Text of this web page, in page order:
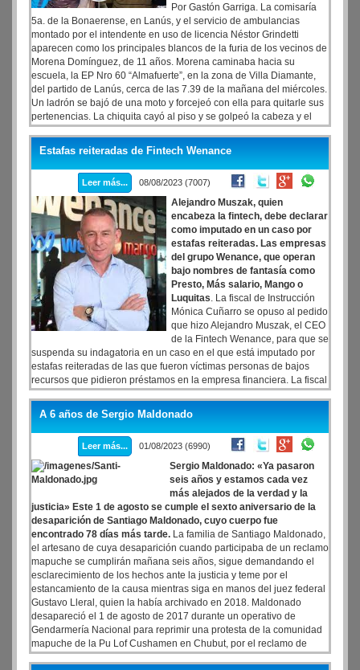
Por Gastón Garriga. La comisaría
5a. de la Bonaerense, en Lanús, y el servicio de ambulancias
montado por el intendente en uso de licencia Néstor Grindetti
aparecen como los principales blancos de la furia de los vecinos de
Morena Domínguez, de 11 años. Morena caminaba hacia su
escuela, la EP Nro 60 “Almafuerte”, en la zona de Villa Diamante,
del partido de Lanús, cerca de las 7.39 de la mañana del miércoles.
Un ladrón se bajó de una moto y forcejeó con ella para quitarle sus
pertenencias. La chiquita cayó al piso y se golpeó la cabeza y el
abdomen. Falleció más tarde en el hospital Evita, donde llegó a ser
asistida, según los médicos, como consecuencia de esos golpes.
Estafas reiteradas de Fintech Wenance
Leer más... 08/08/2023 (7007)
Alejandro Muszak, quien
encabeza la fintech, debe declarar
como imputado en un caso por
estafas reiteradas. Las empresas
del grupo Wenance, que operan
bajo nombres de fantasía como
Presto, Más salario, Mango o
Luquitas. La fiscal de Instrucción
Mónica Cuñarro se opuso al pedido
que hizo Alejandro Muszak, el CEO
de la Fintech Wenance, para que se
suspenda su indagatoria en un caso en el que está imputado por
estafas reiteradas de las que fueron víctimas personas de bajos
recursos que pidieron préstamos en la empresa financiera. La fiscal
había solicitado la indagatoria de Muszak y de otros integrantes de
la empresa porque comprobó que desde allí se otorgaron
préstamos a personas que no calificaban para obtenerlos en el
sistema bancario, y les cobraron intereses significativamente más
altos que los bancos. Además, en la acusación, se explicó que
incluso después de que los préstamos fueron cancelados, la
empresa continuó debitando dinero de las cuentas de los clientes,
en algunos casos hasta agotar los fondos de los afectados.
A 6 años de Sergio Maldonado
Leer más... 01/08/2023 (6990)
Sergio Maldonado: «Ya pasaron
seis años y estamos cada vez
más alejados de la verdad y la
justicia» Este 1 de agosto se cumple el sexto aniversario de la
desaparición de Santiago Maldonado, cuyo cuerpo fue
encontrado 78 días más tarde. La familia de Santiago Maldonado,
el artesano de cuya desaparición cuando participaba de un reclamo
mapuche se cumplirán mañana seis años, sigue demandando el
esclarecimiento de los hechos ante la justicia y teme por el
estancamiento de la causa mientras siga en manos del juez federal
Gustavo Lleral, quien la había archivado en 2018. Maldonado
desapareció el 1 de agosto de 2017 durante un operativo de
Gendarmería Nacional para reprimir una protesta de la comunidad
mapuche de la Pu Lof Cushamen en Chubut, por el reclamo de
tierras ancestrales ubicadas entre la ruta 40 y el río Chubut.